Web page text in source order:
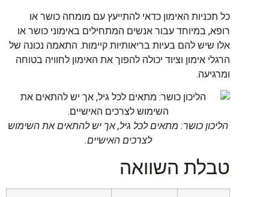
כל תכניות האימון כדאי להתייעץ עם מומחה כושר או
רופא, במיוחד עבור אנשים המתחילים באימוני כושר או
אלו שיש להם בעיות בריאותיות קיימות. התאמה נכונה של
הרגלי אימון וציוד יכולה להפוך את האימון לחוויה בטוחה
ומרגיעה.
הליכון כושר: מתאים לכל גיל, אך יש להתאים את השימוש
לצרכים האישיים.
טבלת השוואה